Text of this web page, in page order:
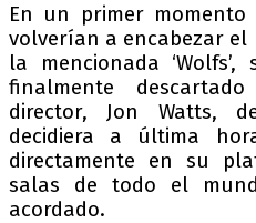
En un primer
volverían a encabezar el
la mencionada
finalmente
director, Jon Watts,
decidiera a última
directamente en su
salas de todo el
acordado.